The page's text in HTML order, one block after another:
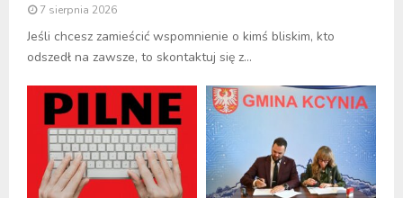
7 sierpnia 2026
Jeśli chcesz zamieścić wspomnienie o kimś bliskim, kto
odszedł na zawsze, to skontaktuj się z...